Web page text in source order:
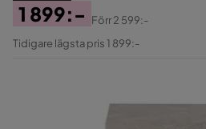
Pris
1 899:-
Original
Förr2 599:-
Tidigare lägsta pris 1 899:-